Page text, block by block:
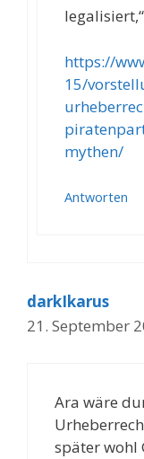
legalisiert,“
https://
15/
mythen/
Antworten
darkIkarus
21. September
Ara wäre
später wohl